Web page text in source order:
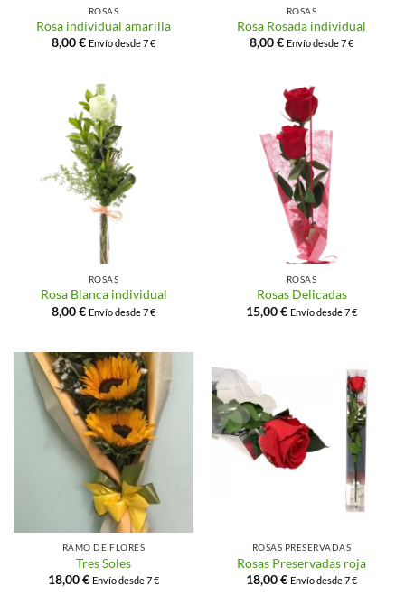
ROSAS
Rosa individual amarilla
8,00€ Envío desde 7 €
ROSAS
Rosa Rosada individual
8,00€ Envío desde 7 €
ROSAS
Rosa Blanca individual
8,00€ Envío desde 7 €
ROSAS
Rosas Delicadas
15,00€ Envío desde 7 €
RAMO DE FLORES
Tres Soles
18,00€ Envío desde 7 €
ROSAS PRESERVADAS
Rosas Preservadas roja
18,00€ Envío desde 7 €